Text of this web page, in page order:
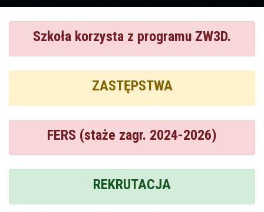
Szkoła korzysta z programu ZW3D.
ZASTĘPSTWA
FERS (staże zagr. 2024-2026)
REKRUTACJA